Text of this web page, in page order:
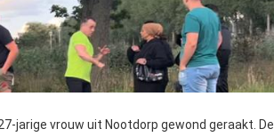
jarige vrouw uit Nootdorp gewond geraakt. De